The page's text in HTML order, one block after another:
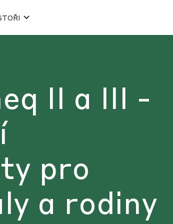
II a III -
pro
a rodiny